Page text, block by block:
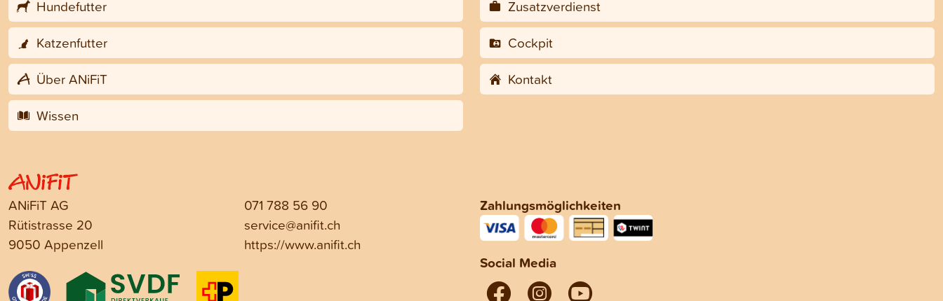
Hundefutter
Katzenfutter
Über ANiFiT
Wissen
Zusatzverdienst
Cockpit
Kontakt
ANiFiT AG
Rütistrasse 20
9050 Appenzell
071 788 56 90
service@anifit.ch
https://www.anifit.ch
Zahlungsmöglichkeiten
Social Media